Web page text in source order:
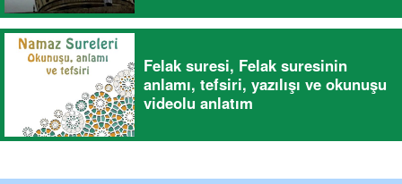
Felak suresi, Felak suresinin
anlamı, tefsiri, yazılışı ve okunuşu
videolu anlatım